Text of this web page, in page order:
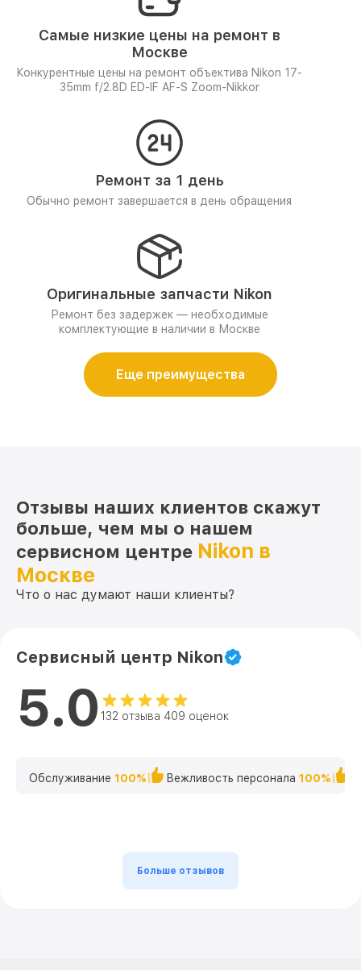
Самые низкие цены на ремонт в
Москве
Конкурентные цены на ремонт объектива Nikon 17-
35mm f/2.8D ED-IF AF-S Zoom-Nikkor
Ремонт за 1 день
Обычно ремонт завершается в день обращения
Оригинальные запчасти Nikon
Ремонт без задержек — необходимые
комплектующие в наличии в Москве
Еще преимущества
Отзывы наших клиентов скажут
больше, чем мы о нашем
сервисном центре Nikon в
Москве
Что о нас думают наши клиенты?
Сервисный центр Nikon
5.0 132 отзыва 409 оценок
Обслуживание 100% Вежливость персонала 100%
Больше отзывов